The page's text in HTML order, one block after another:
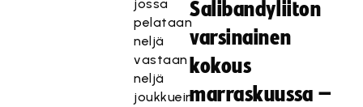
jossa
pelataan
neljä
vastaan
neljä
joukkuein
Salibandyliiton
varsinainen
kokous
marraskuussa –